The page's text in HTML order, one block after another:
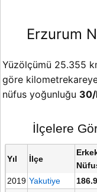
Erzurum
Yüzölçümü 25.355
göre
nüfus yoğunluğu
İlçelere
Yıl İlçe
2019 Yakutiye